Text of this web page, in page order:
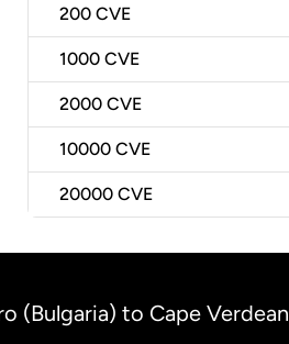
200 CVE
1000 CVE
2000 CVE
10000 CVE
20000 CVE
(Bulgaria) to Cape